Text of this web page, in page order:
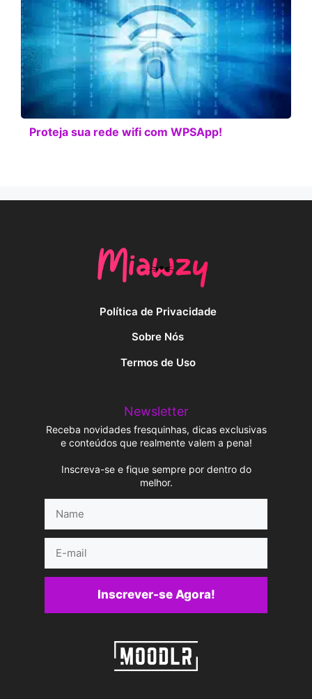
Proteja sua rede wifi com WPSApp!
Política de Privacidade
Sobre Nós
Termos de Uso
Newsletter
Receba novidades fresquinhas, dicas exclusivas
e conteúdos que realmente valem a pena!
Inscreva-se e fique sempre por dentro do
melhor.
mail
Inscrever-se Agora!